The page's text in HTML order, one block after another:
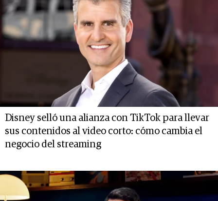
Disney selló una alianza con TikTok para llevar
sus contenidos al video corto: cómo cambia el
negocio del streaming